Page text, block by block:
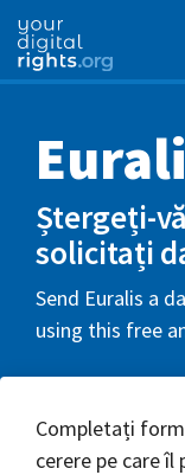
Ștergeți-
solicitați
Send Euralis a
using this free
Completați
cerere pe care